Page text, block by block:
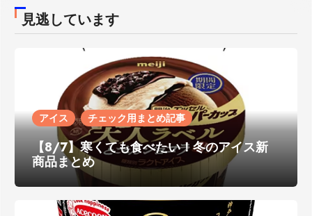
見逃しています
アイス チェック用まとめ記事
【8/7】寒くても食べたい！冬のアイス新
商品まとめ